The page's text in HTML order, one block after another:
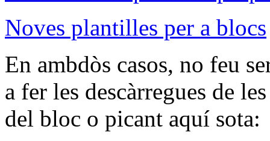
Noves plantilles per a blocs
En ambdòs casos, no feu
a fer les descàrregues de
del bloc o picant aquí sota: